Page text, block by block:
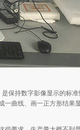
保持数字影像显示的标
曲线、画一正方形结果